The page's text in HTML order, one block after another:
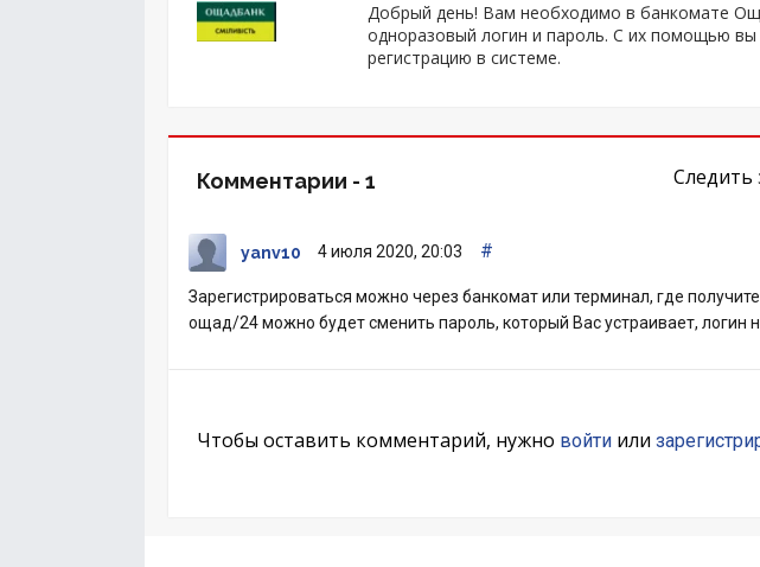
Добрый день! Вам необходимо в банкомате
одноразовый логин и пароль. С их помощью
регистрацию в системе.
Комментарии - 1
yanv10 4 июля 2020, 20:03 #
Зарегистрироваться можно через банкомат или терминал, где
ощад/24 можно будет сменить пароль, который Вас устраивает, логин
Чтобы оставить комментарий, нужно войти или